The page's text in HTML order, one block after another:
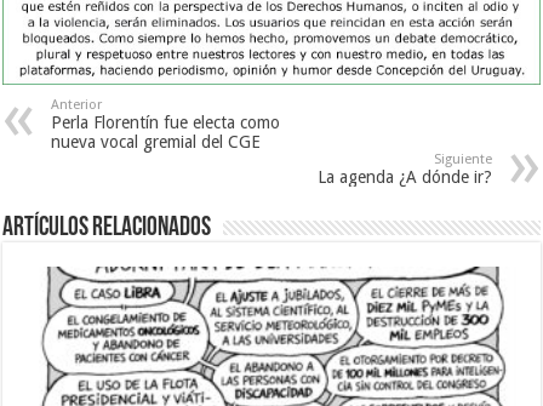
Anterior
Perla Florentín fue electa como
nueva vocal gremial del CGE
Siguiente
La agenda ¿A dónde ir?
Artículos Relacionados